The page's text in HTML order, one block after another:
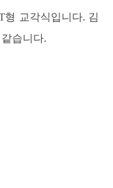
형 교각식입니다. 김
습니다.